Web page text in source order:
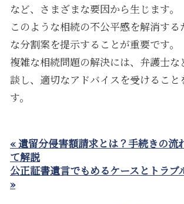
など、さまざまな要因から生じます。
このような相続の不公平感を解消す
な分割案を提示することが重要です。
複雑な相続問題の解決には、弁護士な
談し、適切なアドバイスを受けること
す。
« 遺留分侵害額請求とは？手続きの流
て解説
公正証書遺言でもめるケースとトラブ
»